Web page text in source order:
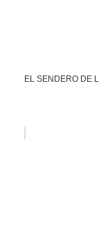
EL SENDERO DE